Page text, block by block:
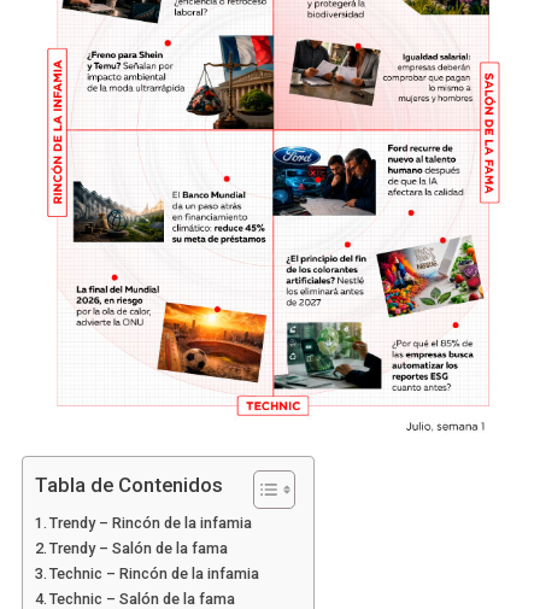
Tabla de Contenidos
Trendy – Rincón de la infamia
Trendy – Salón de la fama
Technic – Rincón de la infamia
Technic – Salón de la fama